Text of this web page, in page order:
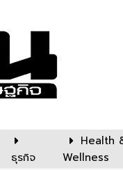
ธุรกิจ
Health
Wellness